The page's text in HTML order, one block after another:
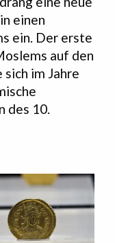
einen
ein. Der erste
auf den
im Jahre
des 10.